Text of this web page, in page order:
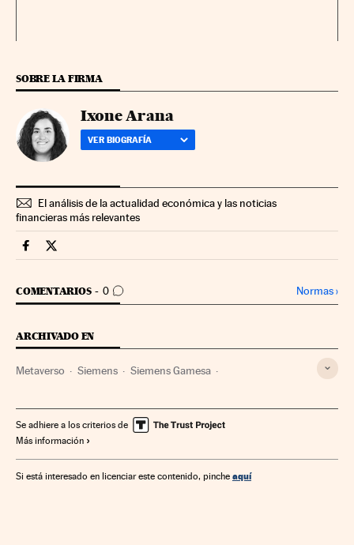
SOBRE LA FIRMA
Ixone Arana
VER BIOGRAFÍA
El análisis de la actualidad económica y las noticias
financieras más relevantes
Companias Cinco Días en Facebook
Companias Cinco Días en Twitter
COMENTARIOS 0
IR A LOS COMENTARIOS Normas›
ARCHIVADO EN
Metaverso Siemens Siemens Gamesa
Inteligencia artificial Computación Tecnología digital
Industria Ciencia
Se adhiere a los criterios de
Más información
Si está interesado en licenciar este contenido, pinche aquí